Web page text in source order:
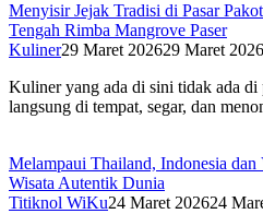
Menyisir Jejak Tradisi di Pasar
Tengah Rimba Mangrove Paser
Kuliner29 Maret 202629 Maret 2026
Kuliner yang ada di sini tidak ada di
langsung di tempat, segar, dan
Melampaui Thailand, Indonesia
Wisata Autentik Dunia
Titiknol WiKu24 Maret 202624